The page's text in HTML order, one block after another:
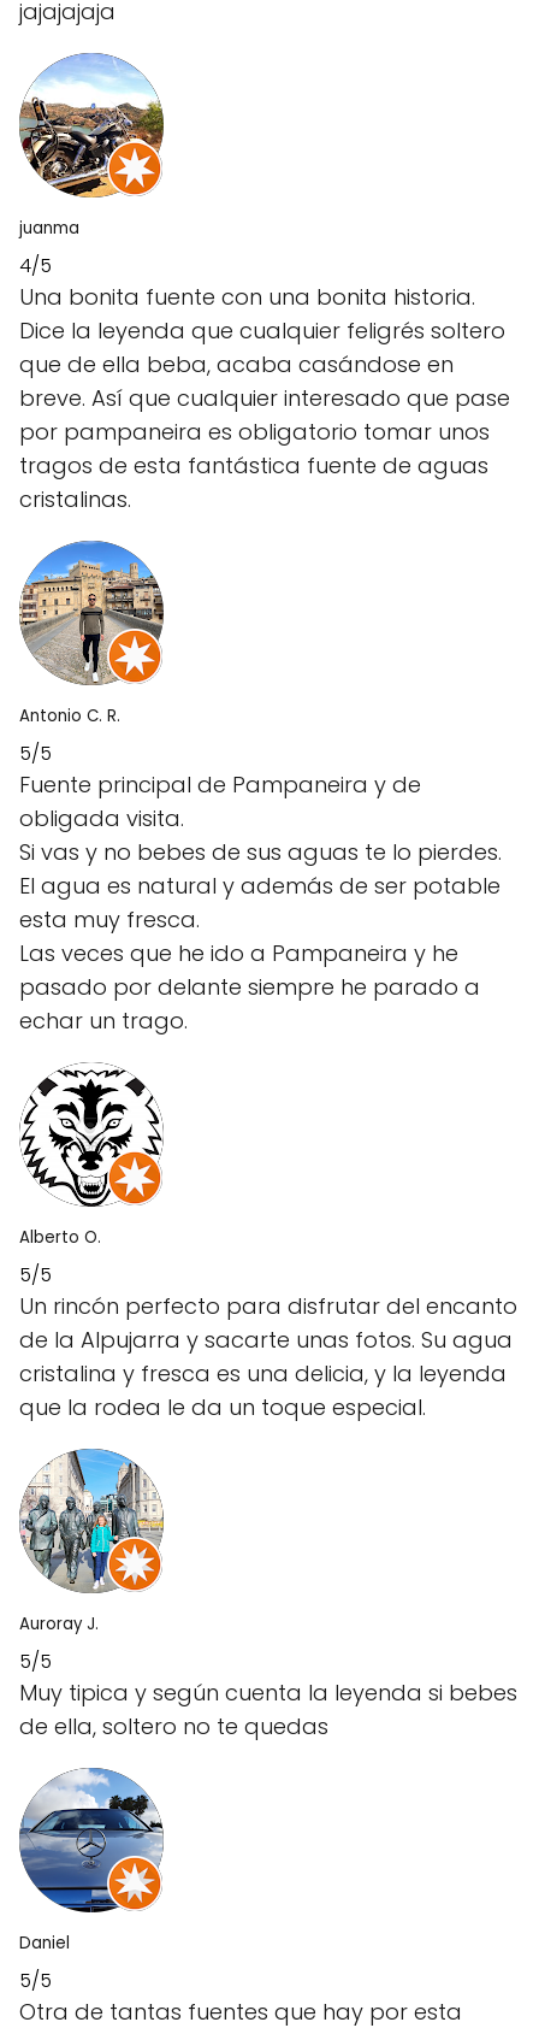
jajajajaja
juanma
4/5
Una bonita fuente con una bonita historia.
Dice la leyenda que cualquier feligrés soltero
que de ella beba, acaba casándose en
breve. Así que cualquier interesado que pase
por pampaneira es obligatorio tomar unos
tragos de esta fantástica fuente de aguas
cristalinas.
Antonio C. R.
5/5
Fuente principal de Pampaneira y de
obligada visita.
Si vas y no bebes de sus aguas te lo pierdes.
El agua es natural y además de ser potable
esta muy fresca.
Las veces que he ido a Pampaneira y he
pasado por delante siempre he parado a
echar un trago.
Alberto O.
5/5
Un rincón perfecto para disfrutar del encanto
de la Alpujarra y sacarte unas fotos. Su agua
cristalina y fresca es una delicia, y la leyenda
que la rodea le da un toque especial.
Auroray J.
5/5
Muy tipica y según cuenta la leyenda si bebes
de ella, soltero no te quedas
Daniel
5/5
Otra de tantas fuentes que hay por esta